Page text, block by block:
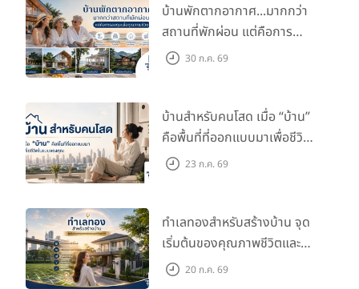
บ้านพักตากอากาศ...มากกว่า
สถานที่พักผ่อน แต่คือการ
ลงทุนเพื่อคุณภาพชีวิต
30 ก.ค. 69
บ้านสำหรับคนโสด เมื่อ “บ้าน”
คือพื้นที่ที่ออกแบบมาเพื่อชีวิต
ในแบบของคุณ
23 ก.ค. 69
ทำเลทองสำหรับสร้างบ้าน จุด
เริ่มต้นของคุณภาพชีวิตและ
มูลค่าในอนาคต
20 ก.ค. 69